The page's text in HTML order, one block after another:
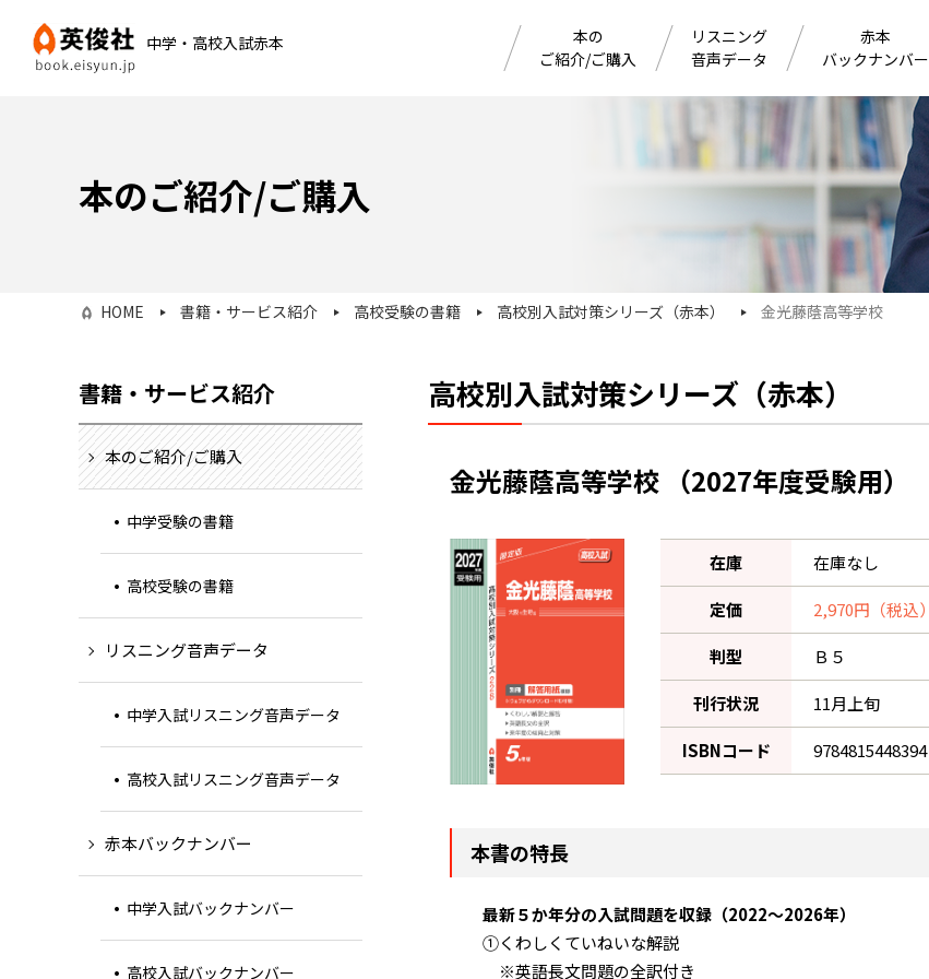
中学・高校入試赤本
本の
ご紹介/ご購入
リスニング
音声データ
赤本
バックナンバー
本のご紹介/ご購入
HOME 書籍・サービス紹介 高校受験の書籍 高校別入試対策シリーズ（赤本） 金光藤蔭高等学校
高校別入試対策シリーズ（赤本）
金光藤蔭高等学校 （2027年度受験用）
在庫 在庫なし
定価 2,970円（税込）
判型 Ｂ５
刊行状況 11月上旬
ISBNコード 9784815448394
本書の特長
最新５か年分の入試問題を収録（2022～2026年）
①くわしくていねいな解説
※英語長文問題の全訳付き
書籍・サービス紹介
本のご紹介/ご購入
中学受験の書籍
高校受験の書籍
リスニング音声データ
中学入試リスニング音声データ
高校入試リスニング音声データ
赤本バックナンバー
中学入試バックナンバー
高校入試バックナンバー